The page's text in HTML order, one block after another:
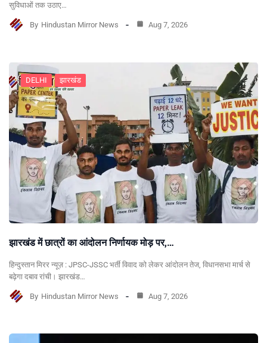
सुविधाओं तक उठाए…
By Hindustan Mirror News Aug 7, 2026
DELHI झारखंड
झारखंड में छात्रों का आंदोलन निर्णायक मोड़ पर,…
हिन्दुस्तान मिरर न्यूज़ : JPSC-JSSC भर्ती विवाद को लेकर आंदोलन तेज, विधानसभा मार्च से
बढ़ेगा दबाव रांची। झारखंड…
By Hindustan Mirror News Aug 7, 2026